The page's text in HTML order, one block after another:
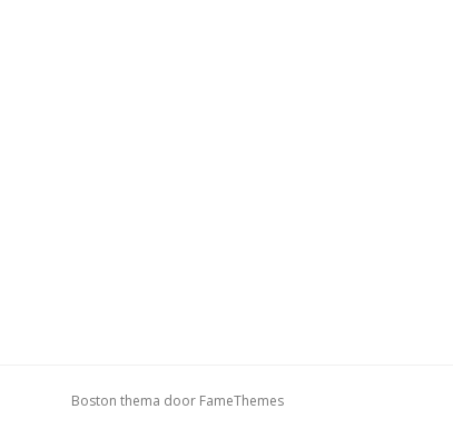
Boston thema door FameThemes